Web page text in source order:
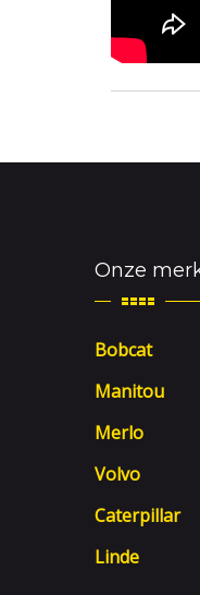
Onze
Bobcat
Manitou
Merlo
Volvo
Caterpillar
Linde